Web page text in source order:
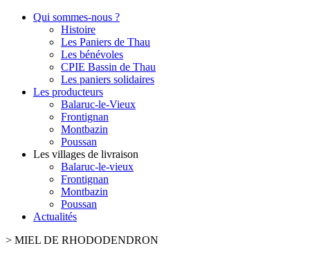
Qui sommes-nous ?
Histoire
Les Paniers de Thau
Les bénévoles
CPIE Bassin de Thau
Les paniers solidaires
Les producteurs
Balaruc-le-Vieux
Frontignan
Montbazin
Poussan
Les villages de livraison
Balaruc-le-vieux
Frontignan
Montbazin
Poussan
Actualités
> MIEL DE RHODODENDRON